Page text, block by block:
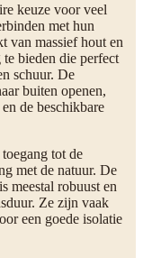
keuze voor veel
met hun
van massief hout en
bieden die perfect
schuur. De
buiten openen,
de beschikbare
tot de
met de natuur. De
meestal robuust en
Ze zijn vaak
een goede isolatie